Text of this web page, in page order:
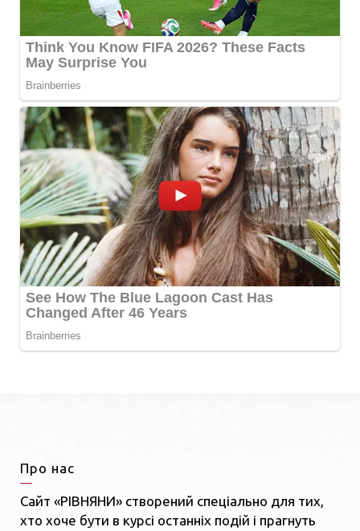
Про нас
Сайт «РІВНЯНИ» створений спеціально для тих,
хто хоче бути в курсі останніх подій і прагнуть